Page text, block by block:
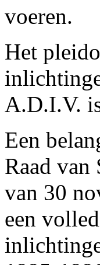
voeren.
Het
A.D.I.V.
Een
Raad
van 30
een